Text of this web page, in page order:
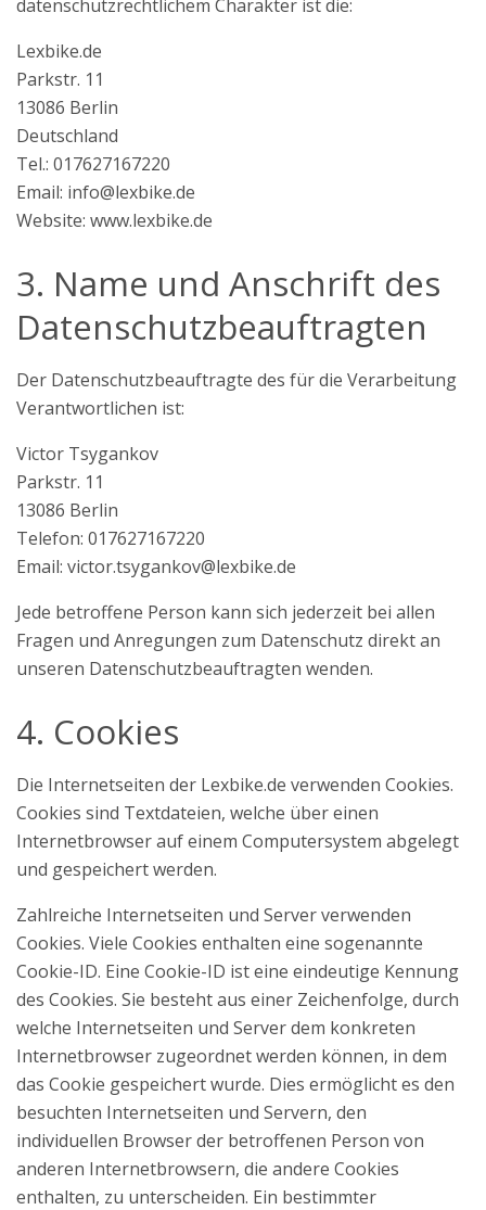
datenschutzrechtlichem Charakter ist die:
Lexbike.de
Parkstr. 11
13086 Berlin
Deutschland
Tel.: 017627167220
Email: info@lexbike.de
Website: www.lexbike.de
3. Name und Anschrift des
Datenschutzbeauftragten
Der Datenschutzbeauftragte des für die Verarbeitung
Verantwortlichen ist:
Victor Tsygankov
Parkstr. 11
13086 Berlin
Telefon: 017627167220
Email: victor.tsygankov@lexbike.de
Jede betroffene Person kann sich jederzeit bei allen
Fragen und Anregungen zum Datenschutz direkt an
unseren Datenschutzbeauftragten wenden.
4. Cookies
Die Internetseiten der Lexbike.de verwenden Cookies.
Cookies sind Textdateien, welche über einen
Internetbrowser auf einem Computersystem abgelegt
und gespeichert werden.
Zahlreiche Internetseiten und Server verwenden
Cookies. Viele Cookies enthalten eine sogenannte
Cookie-ID. Eine Cookie-ID ist eine eindeutige Kennung
des Cookies. Sie besteht aus einer Zeichenfolge, durch
welche Internetseiten und Server dem konkreten
Internetbrowser zugeordnet werden können, in dem
das Cookie gespeichert wurde. Dies ermöglicht es den
besuchten Internetseiten und Servern, den
individuellen Browser der betroffenen Person von
anderen Internetbrowsern, die andere Cookies
enthalten, zu unterscheiden. Ein bestimmter